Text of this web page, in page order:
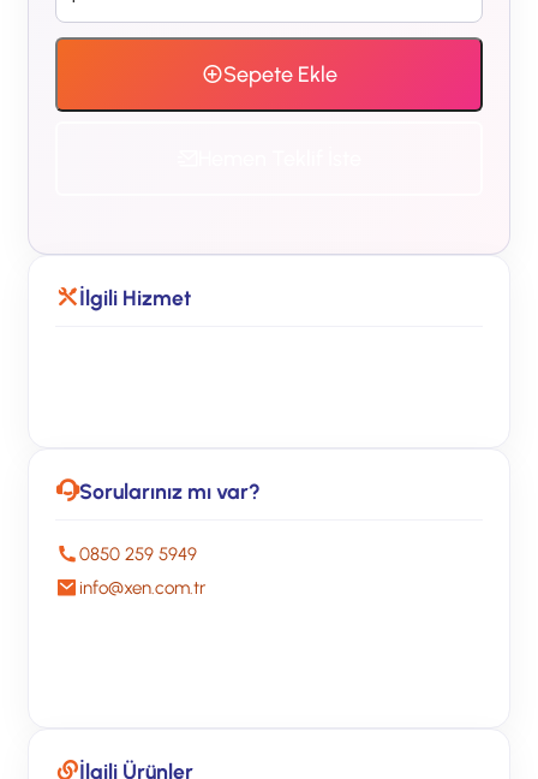
Sepete Ekle
İlgili Hizmet
Sorularınız mı var?
0850 259 5949
info@xen.com.tr
İlgili Ürünler